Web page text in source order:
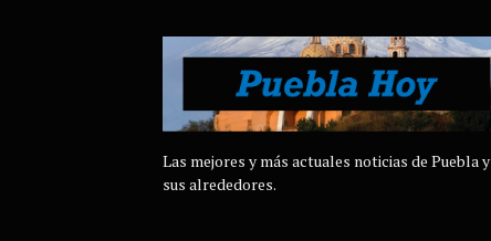
Las mejores y más actuales noticias de Puebla y
sus alrededores.